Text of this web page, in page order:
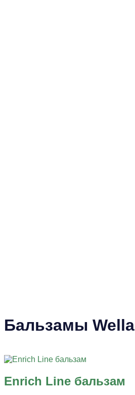
Бальзамы Wella
Enrich Line бальзам